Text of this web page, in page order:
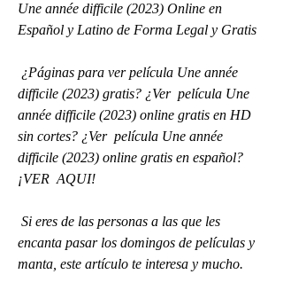
Une année difficile (2023) Online en
Español y Latino de Forma Legal y Gratis
difficile (2023) gratis? ¿Ver  película Une
année difficile (2023) online gratis en HD
sin cortes? ¿Ver  película Une année
difficile (2023) online gratis en español?
¡VER  AQUI!
encanta pasar los domingos de películas y
manta, este artículo te interesa y mucho.